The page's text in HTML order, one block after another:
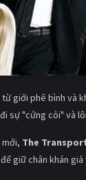
giới phê bình và
sự "cứng cỏi" và
mới, The
giữ chân khán